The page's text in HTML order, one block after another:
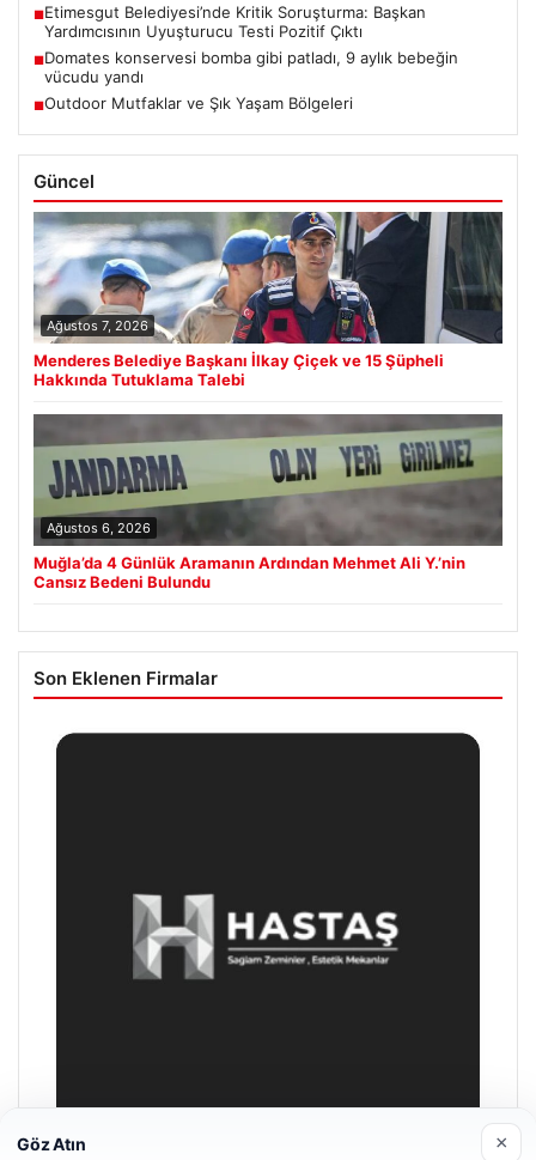
■Etimesgut Belediyesi’nde Kritik Soruşturma: Başkan
Yardımcısının Uyuşturucu Testi Pozitif Çıktı
■Domates konservesi bomba gibi patladı, 9 aylık bebeğin
vücudu yandı
■Outdoor Mutfaklar ve Şık Yaşam Bölgeleri
Güncel
Ağustos 7, 2026
Menderes Belediye Başkanı İlkay Çiçek ve 15 Şüpheli
Hakkında Tutuklama Talebi
Ağustos 6, 2026
Muğla’da 4 Günlük Aramanın Ardından Mehmet Ali Y.’nin
Cansız Bedeni Bulundu
Son Eklenen Firmalar
Göz Atın ×